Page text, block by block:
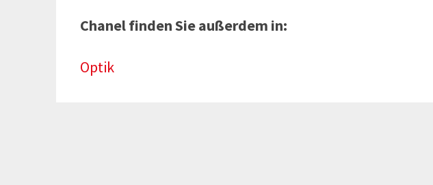
Chanel finden Sie außerdem in:
Optik